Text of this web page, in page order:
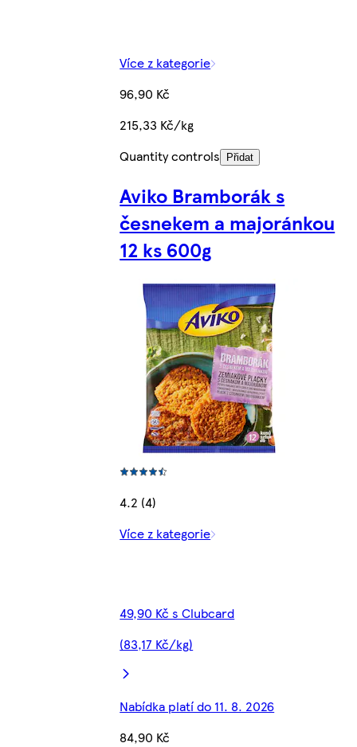
Více z kategorie
96,90 Kč
215,33 Kč/kg
Quantity controls
Přidat
Aviko Bramborák s
česnekem a majoránkou
12 ks 600g
4.2 (4)
Více z kategorie
49,90 Kč s Clubcard
(83,17 Kč/kg)
Nabídka platí do 11. 8. 2026
84,90 Kč